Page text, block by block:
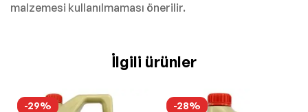
malzemesi kullanılmaması önerilir.
İlgili ürünler
-29% -28%